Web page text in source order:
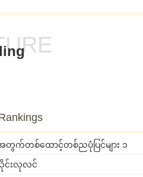
တွက်တစ်ထောင့်တစ်ညပုံပြင်များ ၁
င်းလုလင်